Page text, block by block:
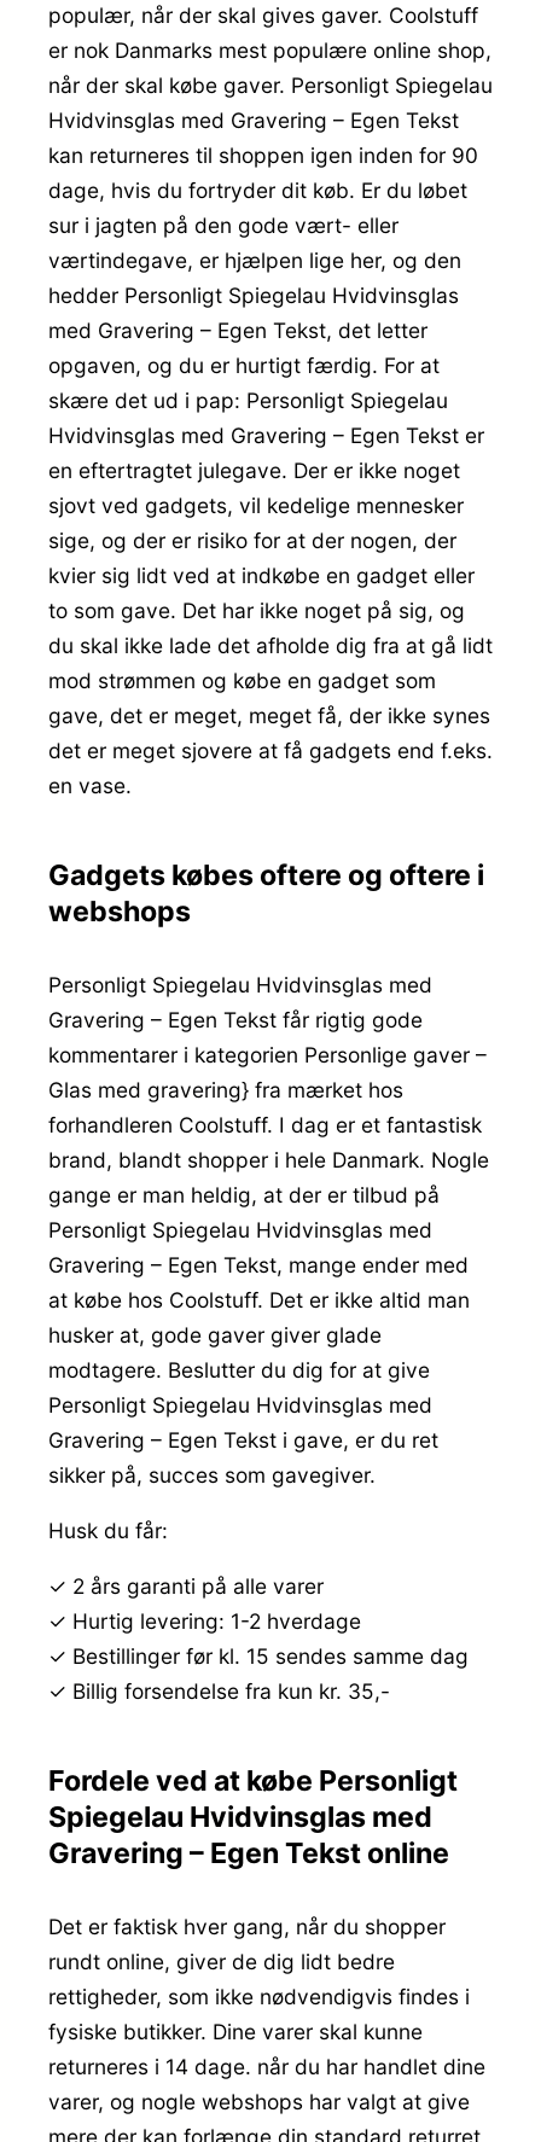
populær, når der skal gives gaver. Coolstuff
er nok Danmarks mest populære online shop,
når der skal købe gaver. Personligt Spiegelau
Hvidvinsglas med Gravering – Egen Tekst
kan returneres til shoppen igen inden for 90
dage, hvis du fortryder dit køb. Er du løbet
sur i jagten på den gode vært- eller
værtindegave, er hjælpen lige her, og den
hedder Personligt Spiegelau Hvidvinsglas
med Gravering – Egen Tekst, det letter
opgaven, og du er hurtigt færdig. For at
skære det ud i pap: Personligt Spiegelau
Hvidvinsglas med Gravering – Egen Tekst er
en eftertragtet julegave. Der er ikke noget
sjovt ved gadgets, vil kedelige mennesker
sige, og der er risiko for at der nogen, der
kvier sig lidt ved at indkøbe en gadget eller
to som gave. Det har ikke noget på sig, og
du skal ikke lade det afholde dig fra at gå lidt
mod strømmen og købe en gadget som
gave, det er meget, meget få, der ikke synes
det er meget sjovere at få gadgets end f.eks.
en vase.
Gadgets købes oftere og oftere i
webshops
Personligt Spiegelau Hvidvinsglas med
Gravering – Egen Tekst får rigtig gode
kommentarer i kategorien Personlige gaver –
Glas med gravering} fra mærket hos
forhandleren Coolstuff. I dag er et fantastisk
brand, blandt shopper i hele Danmark. Nogle
gange er man heldig, at der er tilbud på
Personligt Spiegelau Hvidvinsglas med
Gravering – Egen Tekst, mange ender med
at købe hos Coolstuff. Det er ikke altid man
husker at, gode gaver giver glade
modtagere. Beslutter du dig for at give
Personligt Spiegelau Hvidvinsglas med
Gravering – Egen Tekst i gave, er du ret
sikker på, succes som gavegiver.
Husk du får:
✓ 2 års garanti på alle varer
✓ Hurtig levering: 1-2 hverdage
✓ Bestillinger før kl. 15 sendes samme dag
✓ Billig forsendelse fra kun kr. 35,-
Fordele ved at købe Personligt
Spiegelau Hvidvinsglas med
Gravering – Egen Tekst online
Det er faktisk hver gang, når du shopper
rundt online, giver de dig lidt bedre
rettigheder, som ikke nødvendigvis findes i
fysiske butikker. Dine varer skal kunne
returneres i 14 dage. når du har handlet dine
varer, og nogle webshops har valgt at give
mere der kan forlænge din standard returret